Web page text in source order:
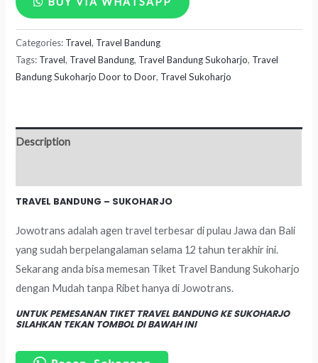
Bandung
-
Sukoharjo
quantity
Categories: Travel, Travel Bandung
Tags: Travel, Travel Bandung, Travel Bandung Sukoharjo, Travel
Bandung Sukoharjo Door to Door, Travel Sukoharjo
Description
TRAVEL BANDUNG – SUKOHARJO
Jowotrans adalah agen travel terbesar di pulau Jawa dan Bali
yang sudah berpelangalaman selama 12 tahun terakhir ini.
Sekarang anda bisa memesan Tiket Travel Bandung Sukoharjo
dengan Mudah tanpa Ribet hanya di Jowotrans.
UNTUK PEMESANAN TIKET TRAVEL BANDUNG KE SUKOHARJO
SILAHKAN TEKAN TOMBOL DI BAWAH INI